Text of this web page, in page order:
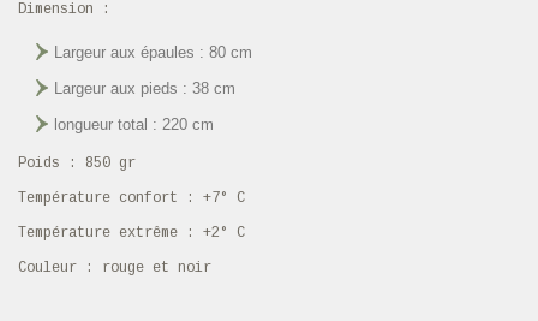
Dimension :
Largeur aux épaules : 80 cm
Largeur aux pieds : 38 cm
longueur total : 220 cm
Poids : 850 gr
Température confort : +7° C
Température extrême : +2° C
Couleur : rouge et noir